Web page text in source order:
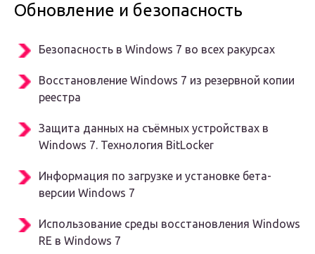
Обновление и безопасность
Безопасность в Windows 7 во всех ракурсах
Восстановление Windows 7 из резервной копии
реестра
Защита данных на съёмных устройствах в
Windows 7. Технология BitLocker
Информация по загрузке и установке бета-
версии Windows 7
Использование среды восстановления Windows
RE в Windows 7